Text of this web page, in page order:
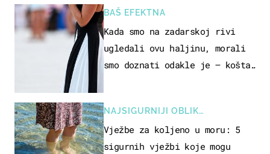
BAŠ EFEKTNA
Kada smo na zadarskoj rivi
ugledali ovu haljinu, morali
smo doznati odakle je – košta
NAJSIGURNIJI OBLIK
REKREACIJE
Vježbe za koljeno u moru: 5
sigurnih vježbi koje mogu